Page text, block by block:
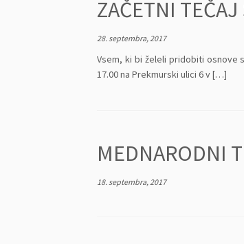
ZAČETNI
28. septembra, 2017
Vsem, ki bi želeli pridobiti osnove
17.00 na Prekmurski ulici 6 v […]
MEDNARODNI
18. septembra, 2017